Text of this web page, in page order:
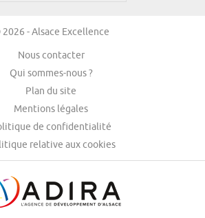
2026 - Alsace Excellence
Nous contacter
Qui sommes-nous ?
Plan du site
Mentions légales
de confidentialité
relative aux cookies